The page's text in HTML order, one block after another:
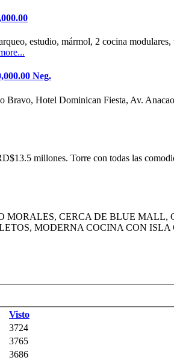
estudio, mármol, 2 cocina modulares,
Neg.
Bravo, Hotel Dominican Fiesta, Av.
millones. Torre con todas las
MORALES, CERCA DE BLUE MALL,
MODERNA COCINA CON
Visto
3724
3765
3686